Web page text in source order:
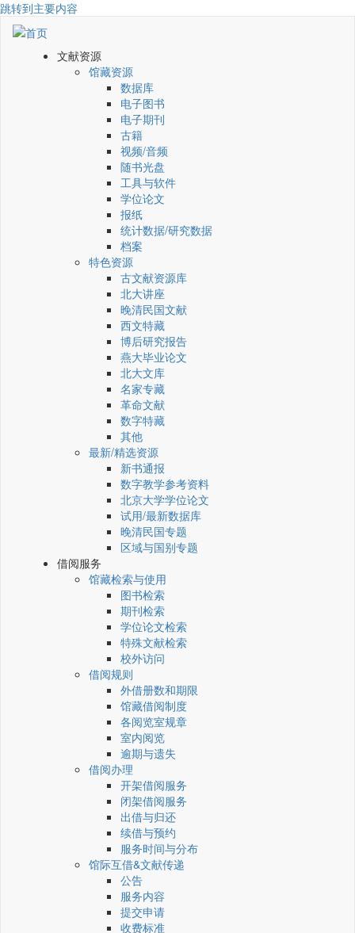
跳转到主要内容
文献资源
馆藏资源
数据库
电子图书
电子期刊
古籍
视频/音频
随书光盘
工具与软件
学位论文
报纸
统计数据/研究数据
档案
特色资源
古文献资源库
北大讲座
晚清民国文献
西文特藏
博后研究报告
燕大毕业论文
北大文库
名家专藏
革命文献
数字特藏
其他
最新/精选资源
新书通报
数字教学参考资料
北京大学学位论文
试用/最新数据库
晚清民国专题
区域与国别专题
借阅服务
馆藏检索与使用
图书检索
期刊检索
学位论文检索
特殊文献检索
校外访问
借阅规则
外借册数和期限
馆藏借阅制度
各阅览室规章
室内阅览
逾期与遗失
借阅办理
开架借阅服务
闭架借阅服务
出借与归还
续借与预约
服务时间与分布
馆际互借&文献传递
公告
服务内容
提交申请
收费标准